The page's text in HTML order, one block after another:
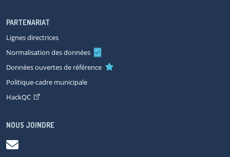
PARTENARIAT
Lignes directrices
Normalisation des données
Données ouvertes de référence
Politique-cadre municipale
HackQC
NOUS JOINDRE